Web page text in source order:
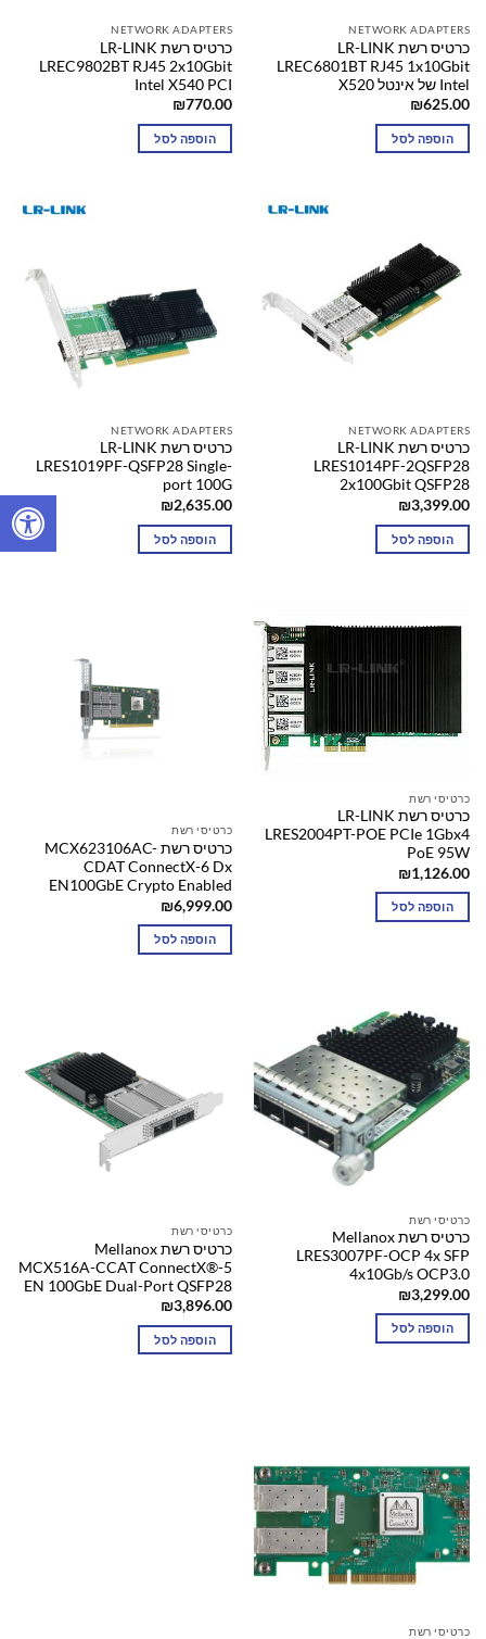
NETWORK ADAPTERS
כרטיס רשת LR-LINK
LREC6801BT RJ45 1x10Gbit
Intel של אינטל X520
₪625.00
הוספה לסל
NETWORK ADAPTERS
כרטיס רשת LR-LINK
LREC9802BT RJ45 2x10Gbit
Intel X540 PCI
₪770.00
הוספה לסל
NETWORK ADAPTERS
כרטיס רשת LR-LINK
LRES1014PF-2QSFP28
2x100Gbit QSFP28
₪3,399.00
הוספה לסל
NETWORK ADAPTERS
כרטיס רשת LR-LINK
LRES1019PF-QSFP28 Single-
port 100G
₪2,635.00
הוספה לסל
כרטיסי רשת
כרטיס רשת LR-LINK
LRES2004PT-POE PCIe 1Gbx4
PoE 95W
₪1,126.00
הוספה לסל
כרטיסי רשת
כרטיס רשת MCX623106AC-
CDAT ConnectX-6 Dx
EN100GbE Crypto Enabled
₪6,999.00
הוספה לסל
כרטיסי רשת
כרטיס רשת Mellanox
LRES3007PF-OCP 4x SFP
4x10Gb/s OCP3.0
₪3,299.00
הוספה לסל
כרטיסי רשת
כרטיס רשת Mellanox
MCX516A-CCAT ConnectX®-5
EN 100GbE Dual-Port QSFP28
₪3,896.00
הוספה לסל
כרטיסי רשת